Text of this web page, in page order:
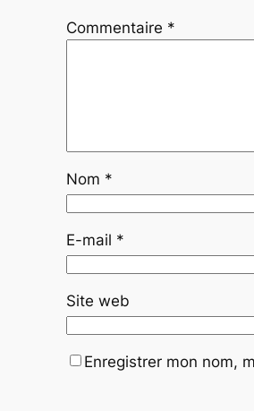
Commentaire *
Nom *
E-mail *
Site web
Enregistrer mon nom,